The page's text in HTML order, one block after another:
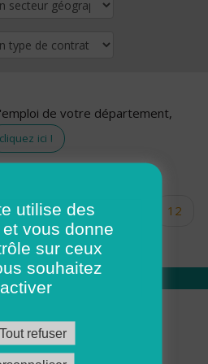
de votre département,
cliquez ici !
… 10
12
15 16 17
sommes nous
ADMR
utilise des
vous donne
sur ceux
souhaitez
activer
Tout refuser